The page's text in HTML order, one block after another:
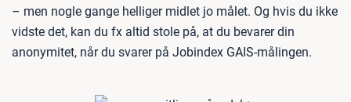
– men nogle gange helliger midlet jo målet. Og hvis du ikke
vidste det, kan du fx altid stole på, at du bevarer din
anonymitet, når du svarer på Jobindex GAIS-målingen.